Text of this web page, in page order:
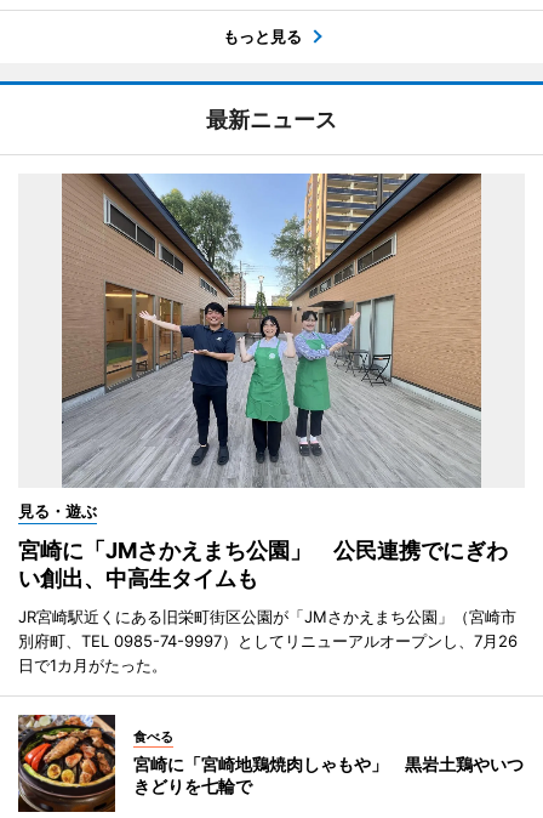
もっと見る
最新ニュース
見る・遊ぶ
宮崎に「JMさかえまち公園」 公民連携でにぎわ
い創出、中高生タイムも
JR宮崎駅近くにある旧栄町街区公園が「JMさかえまち公園」（宮崎市
別府町、TEL 0985-74-9997）としてリニューアルオープンし、7月26
日で1カ月がたった。
食べる
宮崎に「宮崎地鶏焼肉しゃもや」 黒岩土鶏やいつ
きどりを七輪で